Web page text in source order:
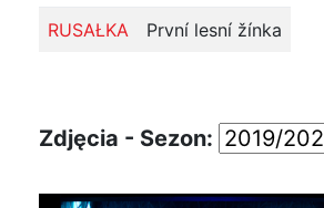
RUSAŁKA První lesní žínka
Zdjęcia - Sezon: